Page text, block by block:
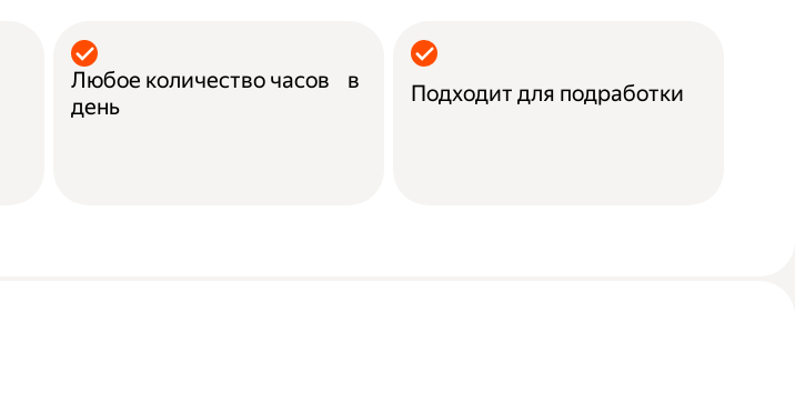
Любое количество часов в
день
Подходит для подработки